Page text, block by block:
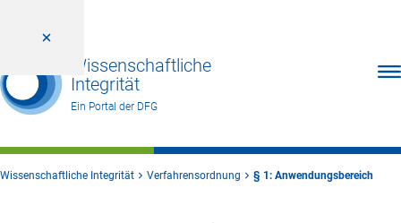
Wissenschaftliche
Integrität
Ein Portal der DFG
Wissenschaftliche Integrität Verfahrensordnung § 1: Anwendungsbereich